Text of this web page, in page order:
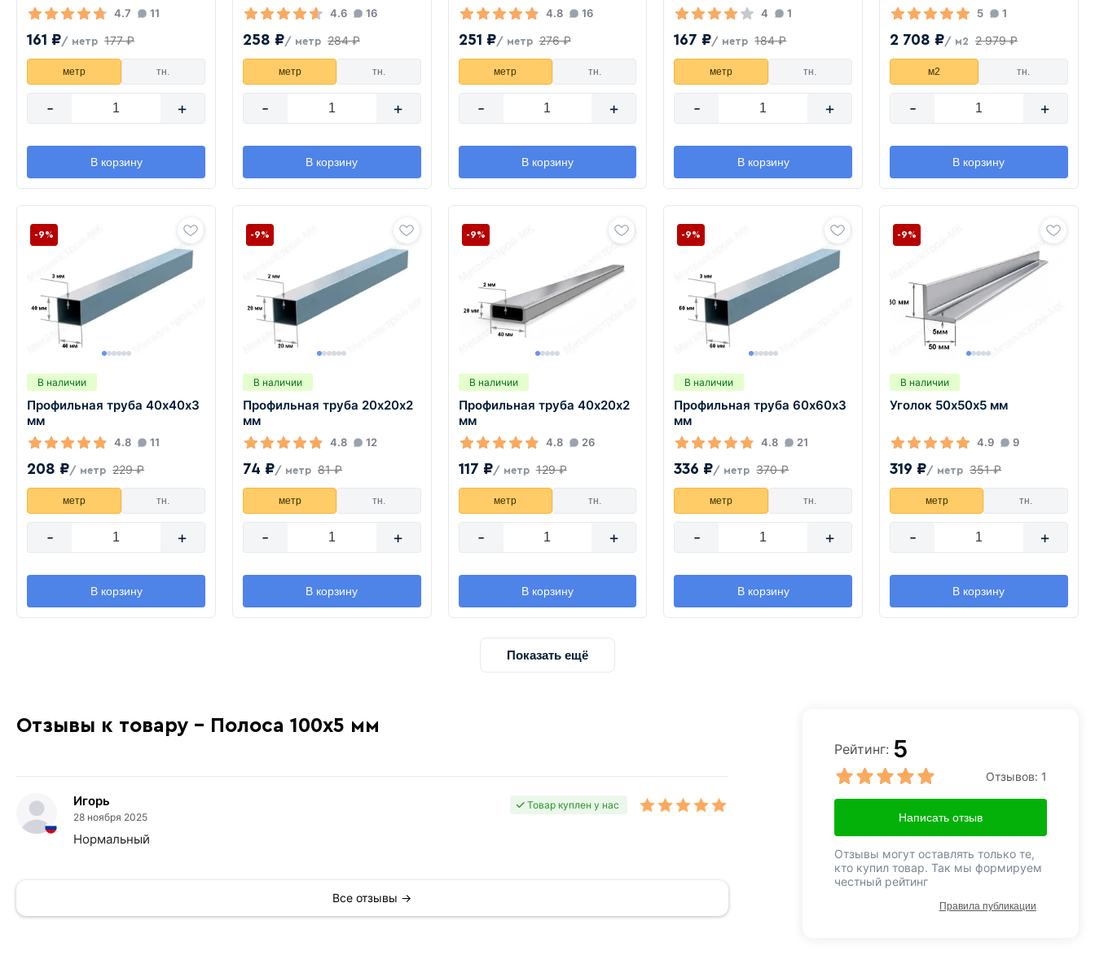
4.7 11
161 ₽/ метр 177 ₽
метр тн.
- +
В корзину
4.6 16
258 ₽/ метр 284 ₽
метр тн.
- +
В корзину
4.8 16
251 ₽/ метр 276 ₽
метр тн.
- +
В корзину
4 1
167 ₽/ метр 184 ₽
метр тн.
- +
В корзину
5 1
2 708 ₽/ м2 2 979 ₽
м2 тн.
- +
В корзину
В наличии
Профильная труба 40х40х3
мм
4.8 11
208 ₽/ метр 229 ₽
-9%
метр тн.
- +
В корзину
В наличии
Профильная труба 20х20х2
мм
4.8 12
74 ₽/ метр 81 ₽
-9%
метр тн.
- +
В корзину
В наличии
Профильная труба 40х20х2
мм
4.8 26
117 ₽/ метр 129 ₽
-9%
метр тн.
- +
В корзину
В наличии
Профильная труба 60х60х3
мм
4.8 21
336 ₽/ метр 370 ₽
-9%
метр тн.
- +
В корзину
В наличии
Уголок 50х50х5 мм
4.9 9
319 ₽/ метр 351 ₽
-9%
метр тн.
- +
В корзину
Показать ещё
Отзывы к товару - Полоса 100х5 мм
Игорь
28 ноября 2025
Товар куплен у нас
Нормальный
Все отзывы →
Рейтинг: 5
Отзывов: 1
Написать отзыв
Отзывы могут оставлять только те,
кто купил товар. Так мы формируем
честный рейтинг
Правила публикации